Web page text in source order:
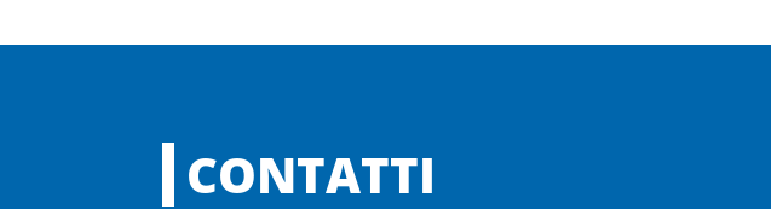
CONTATTI